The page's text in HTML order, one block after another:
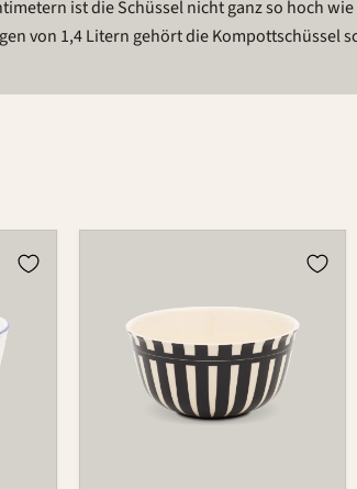
ist die Schüssel nicht ganz so hoch
von 1,4 Litern gehört die Kompottschüssel